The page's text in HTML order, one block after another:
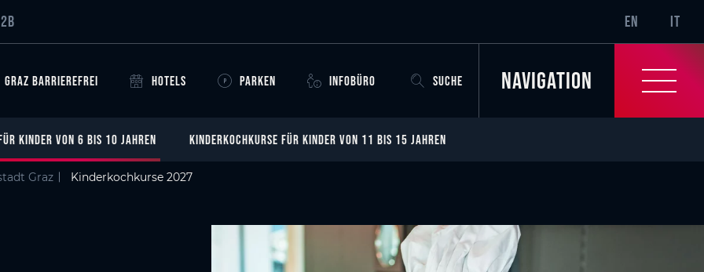
Graz
SR-
EN IT
GRAZ BARRIEREFREI HOTELS PARKEN INFOBÜRO SUCHE Navigation
KINDER VON 6 BIS 10 JAHREN KINDERKOCHKURSE FÜR KINDER VON 11 BIS 15 JAHREN
Graz Kinderkochkurse 2027